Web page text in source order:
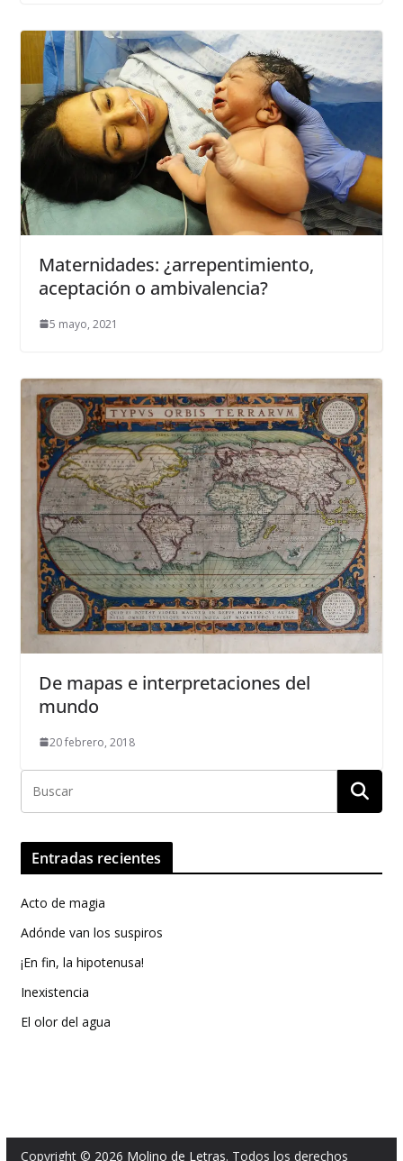
Maternidades: ¿arrepentimiento,
aceptación o ambivalencia?
5 mayo, 2021
De mapas e interpretaciones del
mundo
20 febrero, 2018
Entradas recientes
Acto de magia
Adónde van los suspiros
¡En fin, la hipotenusa!
Inexistencia
El olor del agua
Copyright © 2026 Molino de Letras. Todos los derechos